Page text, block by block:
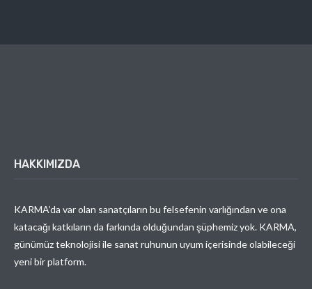
HAKKIMIZDA
KARMA’da var olan sanatçıların bu felsefenin varlığından ve ona
katacağı katkıların da farkında olduğundan şüphemiz yok. KARMA,
günümüz teknolojisi ile sanat ruhunun uyum içerisinde olabileceği
yeni bir platform.